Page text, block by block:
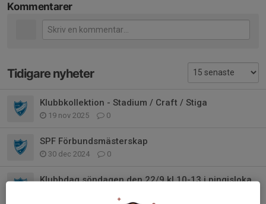
Kommentarer
Tidigare nyheter
Klubbkollektion - Stadium / Craft / Stiga
19 nov 2025 0
SPF Förbundsmästerskap
30 dec 2024 0
Klubbdag söndagen den 22/9 kl 10-13 i pingislokalen